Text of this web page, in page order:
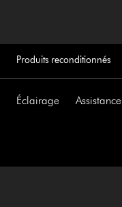
Produits reconditionnés
Éclairage Assistance